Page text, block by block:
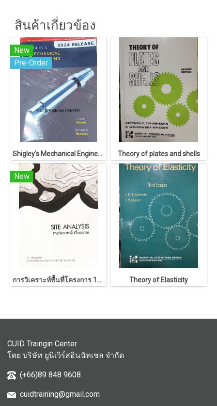
สินค้าเกี่ยวข้อง
New
Pre-Order
Shigley's Mechanical Engineering Design Theory of plates and shells
New
การวิเคราะห์พื้นที่โครงการ 146 Theory of Elasticity
CUID Traingin Center
โดย บริษัท ยูนิเวิร์สอินนัทเชล จำกัด
(+66)89 848 9608
cuidtraining@gmail.com